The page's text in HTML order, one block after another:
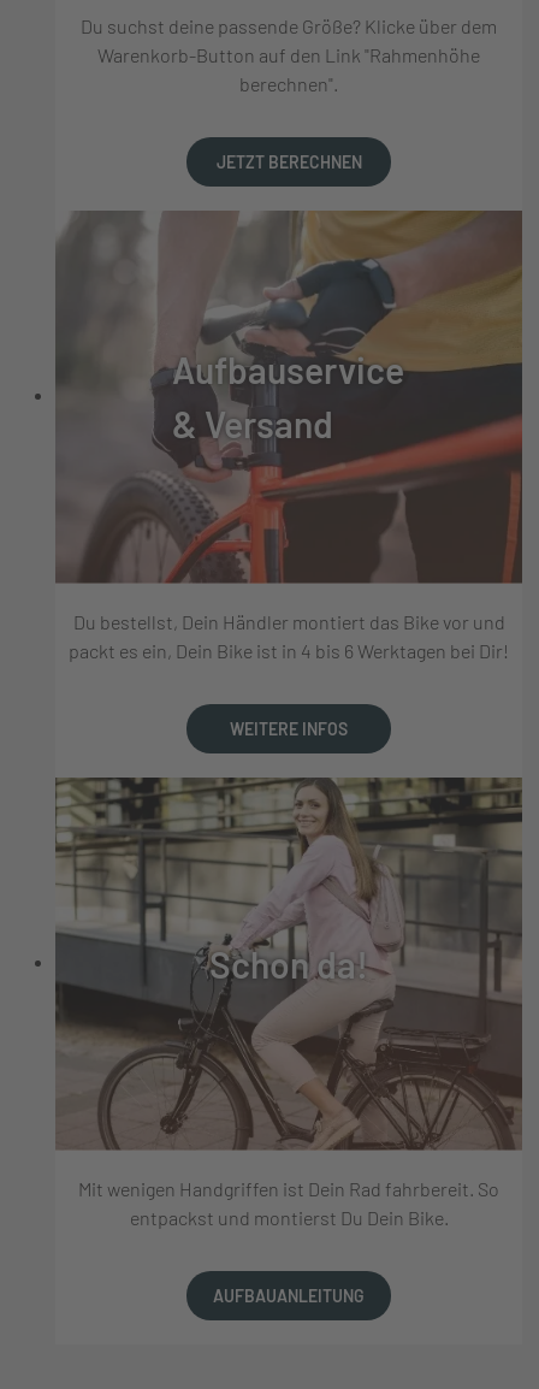
Du suchst deine passende Größe? Klicke über dem
Warenkorb-Button auf den Link "Rahmenhöhe
berechnen".
JETZT BERECHNEN
Aufbauservice
& Versand
Du bestellst, Dein Händler montiert das Bike vor und
packt es ein, Dein Bike ist in 4 bis 6 Werktagen bei Dir!
WEITERE INFOS
Schon da!
Mit wenigen Handgriffen ist Dein Rad fahrbereit. So
entpackst und montierst Du Dein Bike.
AUFBAUANLEITUNG